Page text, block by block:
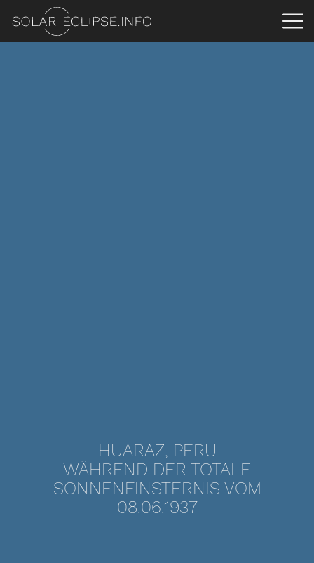
HUARAZ, PERU
WÄHREND DER TOTALE
SONNENFINSTERNIS VOM
08.06.1937